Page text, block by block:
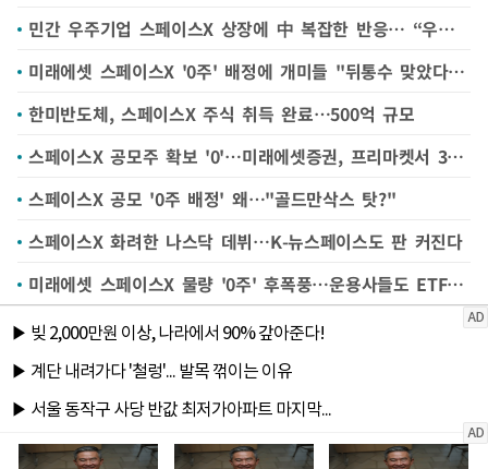
민간 우주기업 스페이스X 상장에 中 복잡한 반응… “우리는 우리 길을 가야”
미래에셋 스페이스X '0주' 배정에 개미들 "뒤통수 맞았다" "사과로 퉁치나"
한미반도체, 스페이스X 주식 취득 완료…500억 규모
스페이스X 공모주 확보 '0'…미래에셋증권, 프리마켓서 3% 약세
스페이스X 공모 '0주 배정' 왜…"골드만삭스 탓?"
스페이스X 화려한 나스닥 데뷔…K-뉴스페이스도 판 커진다
미래에셋 스페이스X 물량 '0주' 후폭풍…운용사들도 ETF 편입 '직격탄'